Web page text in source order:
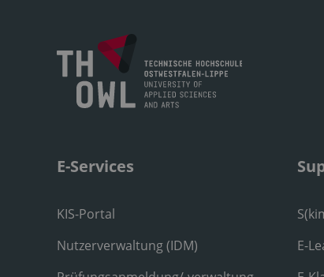
E-Services
KIS-Portal
Nutzerverwaltung (IDM)
E-